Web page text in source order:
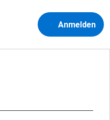
Anmelden